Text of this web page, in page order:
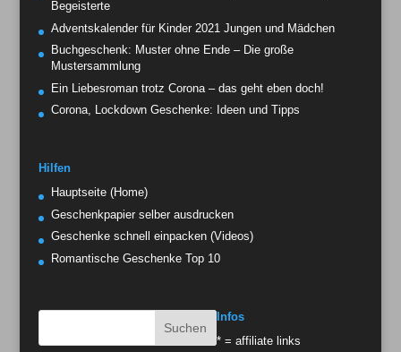
Begeisterte
Adventskalender für Kinder 2021 Jungen und Mädchen
Buchgeschenk: Muster ohne Ende – Die große
Mustersammlung
Ein Liebesroman trotz Corona – das geht eben doch!
Corona, Lockdown Geschenke: Ideen und Tipps
Hilfen
Hauptseite (Home)
Geschenkpapier selber ausdrucken
Geschenke schnell einpacken (Videos)
Romantische Geschenke Top 10
Infos
* = affiliate links